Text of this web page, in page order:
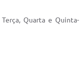
Terça, Quarta e Quinta-